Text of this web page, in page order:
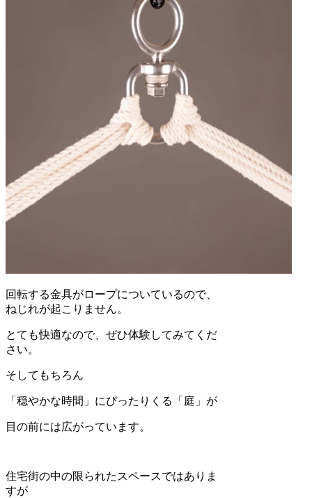
回転する金具がロープについているので、
ねじれが起こりません。
とても快適なので、ぜひ体験してみてくだ
さい。
そしてもちろん
「穏やかな時間」にぴったりくる「庭」が
目の前には広がっています。
住宅街の中の限られたスペースではありま
すが